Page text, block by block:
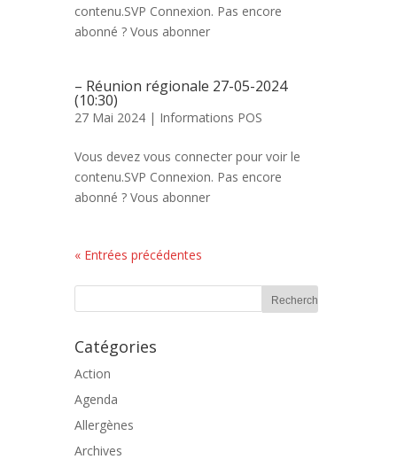
contenu.SVP Connexion. Pas encore
abonné ? Vous abonner
– Réunion régionale 27-05-2024
(10:30)
27 Mai 2024 | Informations POS
Vous devez vous connecter pour voir le
contenu.SVP Connexion. Pas encore
abonné ? Vous abonner
« Entrées précédentes
Catégories
Action
Agenda
Allergènes
Archives